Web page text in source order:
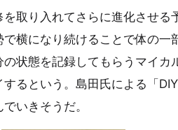
取り入れてさらに進化させる
横になり続けることで体の一
状態を記録してもらうマイカ
るという。島田氏による「
いきそうだ。